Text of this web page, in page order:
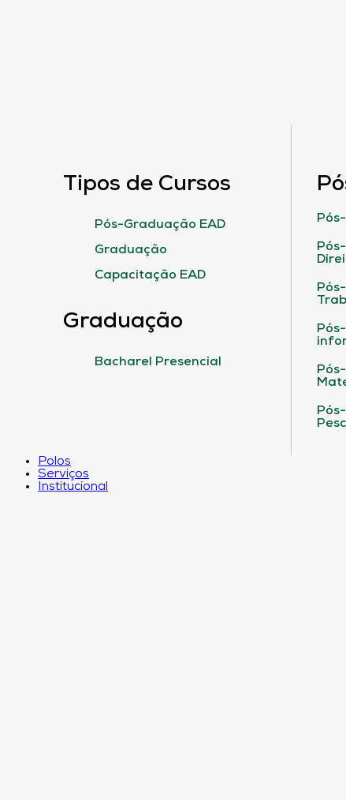
Tipos de Cursos
Pós-Graduação EAD
Graduação
Capacitação EAD
Graduação
Bacharel Presencial
Polos
Serviços
Institucional